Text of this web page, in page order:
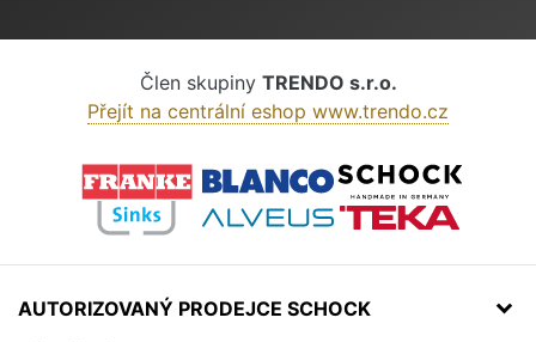
Člen skupiny TRENDO s.r.o.
Přejít na centrální eshop www.trendo.cz
AUTORIZOVANÝ PRODEJCE SCHOCK